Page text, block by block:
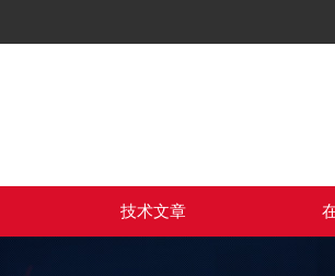
技术文章